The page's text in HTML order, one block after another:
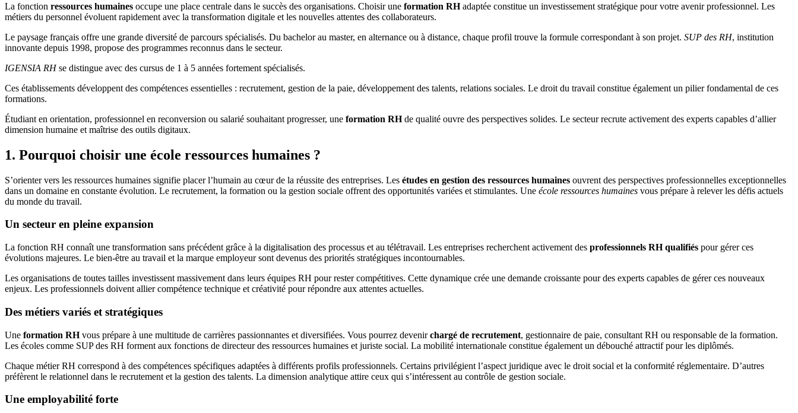
La fonction ressources humaines occupe une place centrale dans le succès des organisations. Choisir une formation RHadaptée constitue un investissement stratégique pour votre avenir professionnel. Les
métiers du personnel évoluent rapidement avec la transformation digitale et les nouvelles attentes des collaborateurs.
Le paysage français offre une grande diversité de parcours spécialisés. Du bachelor au master, en alternance ou à distance, chaque profil trouve la formule correspondant à son projet. SUP des RH, institution
innovante depuis 1998, propose des programmes reconnus dans le secteur.
IGENSIA RHse distingue avec des cursus de 1 à 5 années fortement spécialisés.
Ces établissements développent des compétences essentielles : recrutement, gestion de la paie, développement des talents, relations sociales. Le droit du travail constitue également un pilier fondamental de ces
formations.
Étudiant en orientation, professionnel en reconversion ou salarié souhaitant progresser, une formation RHde qualité ouvre des perspectives solides. Le secteur recrute activement des experts capables d’allier
dimension humaine et maîtrise des outils digitaux.
1. Pourquoi choisir une école ressources humaines ?
S’orienter vers les ressources humaines signifie placer l’humain au cœur de la réussite des entreprises. Les études en gestion des ressources humaines ouvrent des perspectives professionnelles exceptionnelles
dans un domaine en constante évolution. Le recrutement, la formation ou la gestion sociale offrent des opportunités variées et stimulantes. Une école ressources humaines vous prépare à relever les défis actuels
du monde du travail.
Un secteur en pleine expansion
La fonction RH connaît une transformation sans précédent grâce à la digitalisation des processus et au télétravail. Les entreprises recherchent activement des professionnels RH qualifiés pour gérer ces
évolutions majeures. Le bien-être au travail et la marque employeur sont devenus des priorités stratégiques incontournables.
Les organisations de toutes tailles investissent massivement dans leurs équipes RH pour rester compétitives. Cette dynamique crée une demande croissante pour des experts capables de gérer ces nouveaux
enjeux. Les professionnels doivent allier compétence technique et créativité pour répondre aux attentes actuelles.
Des métiers variés et stratégiques
Une formation RHvous prépare à une multitude de carrières passionnantes et diversifiées. Vous pourrez devenirchargé de recrutement, gestionnaire de paie, consultant RH ou responsable de la formation.
Les écoles comme SUP des RH forment aux fonctions de directeur des ressources humaines et juriste social. La mobilité internationale constitue également un débouché attractif pour les diplômés.
Chaque métier RH correspond à des compétences spécifiques adaptées à différents profils professionnels. Certains privilégient l’aspect juridique avec le droit social et la conformité réglementaire. D’autres
préfèrent le relationnel dans le recrutement et la gestion des talents. La dimension analytique attire ceux qui s’intéressent au contrôle de gestion sociale.
Une employabilité forte